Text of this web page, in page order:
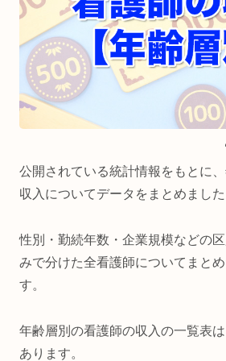
公開されている統計情報をもとに
収入についてデータをまとめました
性別・勤続年数・企業規模などの
みで分けた全看護師についてまと
す。
年齢層別の看護師の収入の一覧表
あります。